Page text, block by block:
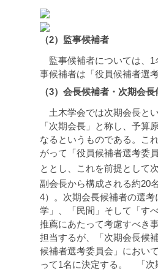
（2）監事候補者
監事候補者については、1
事候補者は「役員候補者選
（3）会長候補者・次期会
土木学会では次期会長と
「次期会長」と称し、予
なるというものである。こ
がって「役員候補者選考委
ととし、これを前提として
副会長から構成される約20
4）。次期会長候補者の選
学」、「民間」そして「す
推薦にあたって考慮すべき
担当するが、「次期会長候
候補者選考委員会」におい
って1名に決定する。 「次